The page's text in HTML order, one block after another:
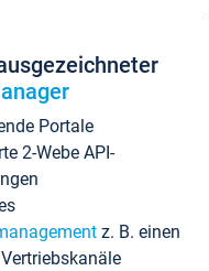
Portale
2-Webe API-
z. B. einen